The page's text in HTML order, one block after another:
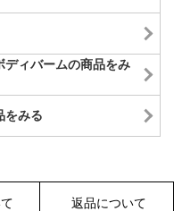
ディバームの商品をみ
をみる
返品について